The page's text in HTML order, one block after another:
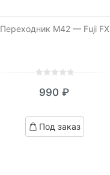
Переходник M42 — Fuji FX
out
based
on
990 ₽
Под заказ